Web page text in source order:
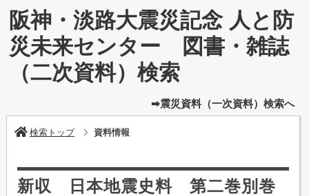
阪神・淡路大震災記念 人と防
災未来センター 図書・雑誌
（二次資料）検索
➡震災資料（一次資料）検索へ
検索トップ 資料情報
新収 日本地震史料 第二巻別巻